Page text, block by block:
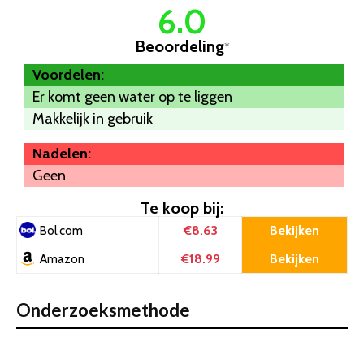
6.0
Beoordeling*
Voordelen:
Er komt geen water op te liggen
Makkelijk in gebruik
Nadelen:
Geen
Te koop bij:
Bol.com €8.63 Bekijken
Amazon €18.99 Bekijken
Onderzoeksmethode